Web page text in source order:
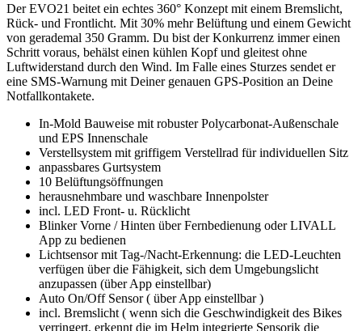
Der EVO21 beitet ein echtes 360° Konzept mit einem Bremslicht,
Rück- und Frontlicht. Mit 30% mehr Belüftung und einem Gewicht
von gerademal 350 Gramm. Du bist der Konkurrenz immer einen
Schritt voraus, behälst einen kühlen Kopf und gleitest ohne
Luftwiderstand durch den Wind. Im Falle eines Sturzes sendet er
eine SMS-Warnung mit Deiner genauen GPS-Position an Deine
Notfallkontakete.
In-Mold Bauweise mit robuster Polycarbonat-Außenschale
und EPS Innenschale
Verstellsystem mit griffigem Verstellrad für individuellen Sitz
anpassbares Gurtsystem
10 Belüftungsöffnungen
herausnehmbare und waschbare Innenpolster
incl. LED Front- u. Rücklicht
Blinker Vorne / Hinten über Fernbedienung oder LIVALL
App zu bedienen
Lichtsensor mit Tag-/Nacht-Erkennung: die LED-Leuchten
verfügen über die Fähigkeit, sich dem Umgebungslicht
anzupassen (über App einstellbar)
Auto On/Off Sensor ( über App einstellbar )
incl. Bremslicht ( wenn sich die Geschwindigkeit des Bikes
verringert, erkennt die im Helm integrierte Sensorik die